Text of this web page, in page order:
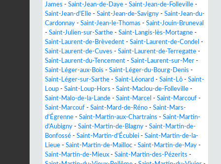
James - Saint-Jean-de-Daye - Saint-Jean-de-Folleville -
Saint-Jean-d'Elle - Saint-Jean-de-Savigny - Saint-Jean-du-
Cardonnay - Saint-Jean-le-Thomas - Saint-Jouin-Bruneval
- Saint-Julien-sur-Sarthe - Saint-Langis-lès-Mortagne -
Saint-Laurent-de-Brèvedent - Saint-Laurent-de-Condel -
Saint-Laurent-de-Cuves - Saint-Laurent-de-Terregatte -
Saint-Laurent-du-Tencement - Saint-Laurent-sur-Mer -
Saint-Léger-aux-Bois - Saint-Léger-du-Bourg-Denis -
Saint-Léger-sur-Sarthe - Saint-Léonard - Saint-Lô - Saint-
Loup - Saint-Loup-Hors - Saint-Maclou-de-Folleville -
Saint-Malo-de-la-Lande - Saint-Marcel - Saint-Marcouf -
Saint-Marcouf - Saint-Mard-de-Réno - Saint-Mars-
d'Égrenne - Saint-Martin-aux-Chartrains - Saint-Martin-
d'Aubigny - Saint-Martin-de-Blagny - Saint-Martin-de-
Bonfossé - Saint-Martin-d'Écublei - Saint-Martin-de-la-
Lieue - Saint-Martin-de-Mailloc - Saint-Martin-de-May -
Saint-Martin-de-Mieux - Saint-Martin-des-Pézerits -